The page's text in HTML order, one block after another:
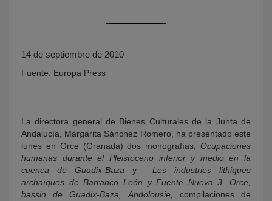
14 de septiembre de 2010
Fuente: Europa Press
La directora general de Bienes Culturales de la Junta de
Andalucía, Margarita Sánchez Romero, ha presentado este
lunes en Orce (Granada) dos monografías, Ocupaciones
humanas durante el Pleistoceno inferior y medio en la
cuenca de Guadix-Baza y
Les industries lithiques
archaïques de Barranco León y Fuente Nueva 3. Orce,
bassin de Guadix-Baza, Andolousie, compilaciones de